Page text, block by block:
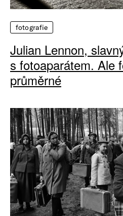
fotografie
Julian Lennon,
s fotoaparátem. Ale
průměrné